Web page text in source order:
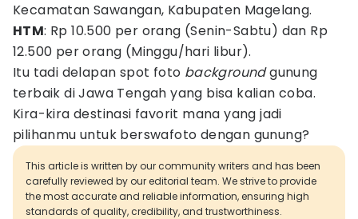
Kecamatan Sawangan, Kabupaten Magelang.
HTM: Rp 10.500 per orang (Senin-Sabtu) dan Rp
12.500 per orang (Minggu/hari libur).
Itu tadi delapan spot foto backgroundgunung
terbaik di Jawa Tengah yang bisa kalian coba.
Kira-kira destinasi favorit mana yang jadi
pilihanmu untuk berswafoto dengan gunung?
This article is written by our community writers and has been
carefully reviewed by our editorial team. We strive to provide
the most accurate and reliable information, ensuring high
standards of quality, credibility, and trustworthiness.